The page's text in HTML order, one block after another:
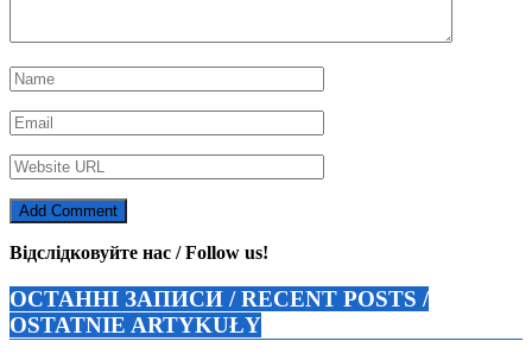
Відслідковуйте нас / Follow us!
ОСТАННІ ЗАПИСИ / RECENT POSTS /
OSTATNIE ARTYKUŁY